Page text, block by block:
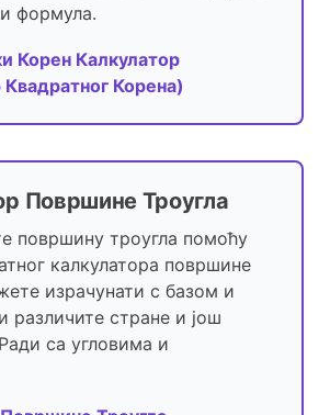
формула.
Корен Калкулатор
Квадратног Корена)
Површине Троугла
површину троугла помоћу
калкулатора површине
израчунати с базом и
различите стране и још
са угловима и